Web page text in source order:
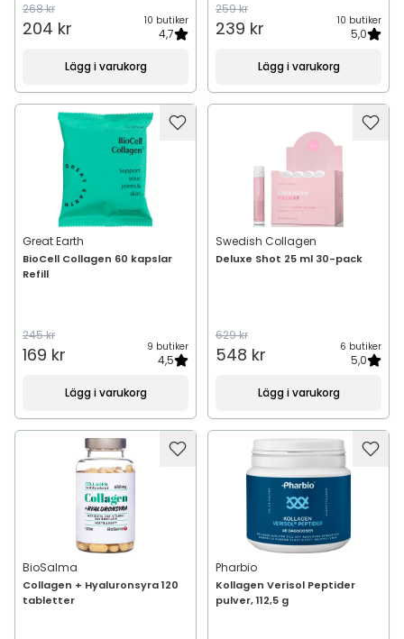
268 kr
204 kr 10 butiker
4,7
Lägg i varukorg
259 kr
239 kr 10 butiker
5,0
Lägg i varukorg
Great Earth
BioCell Collagen 60 kapslar
Refill
245 kr
169 kr 9 butiker
4,5
Lägg i varukorg
Swedish Collagen
Deluxe Shot 25 ml 30-pack
629 kr
548 kr 6 butiker
5,0
Lägg i varukorg
BioSalma
Collagen + Hyaluronsyra 120
tabletter
Pharbio
Kollagen Verisol Peptider
pulver, 112,5 g